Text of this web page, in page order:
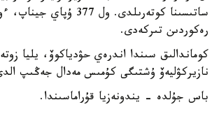
ساتىسىنا كوتەرىلدى. ول 377
رەكوردىن تىركەدى.
كوماندالىق سىندا اندرەي حۋدياكوۆ، يليا
نازيركۋليەۆ ۇشتىگى كۇمىس مەدال جەڭىپ
باس جۇلدە - يندونەزيا قۇراماسىندا.